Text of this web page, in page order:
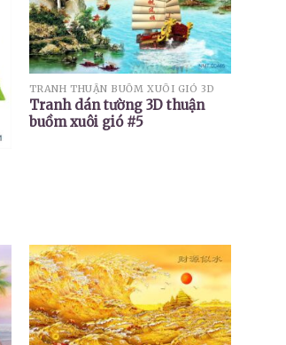
TRANH THUẬN BUỒM XUÔI GIÓ 3D
Tranh dán tường 3D thuận
buồm xuôi gió #5